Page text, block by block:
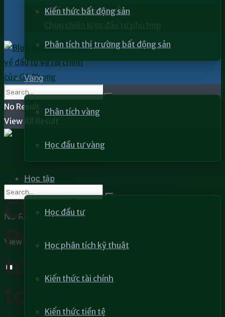
Kiến thức bất động sản
Phân tích thị trường bất động sản
Vàng
Phân tích vàng
Học đầu tư vàng
Học tập
Học đầu tư
Học phân tích kỹ thuật
Kiến thức tài chính
Kiến thức tiền tệ
Chiến lược đầu tư mẫu
No Result
View All Result
No Result
View All Result
Chỉ số PCE là gì?
PCE tăng giảm có
tác động như nào
tới Forex?